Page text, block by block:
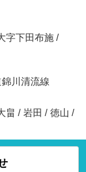
字下田布施 /
川清流線
畠 / 岩田 / 徳山 /